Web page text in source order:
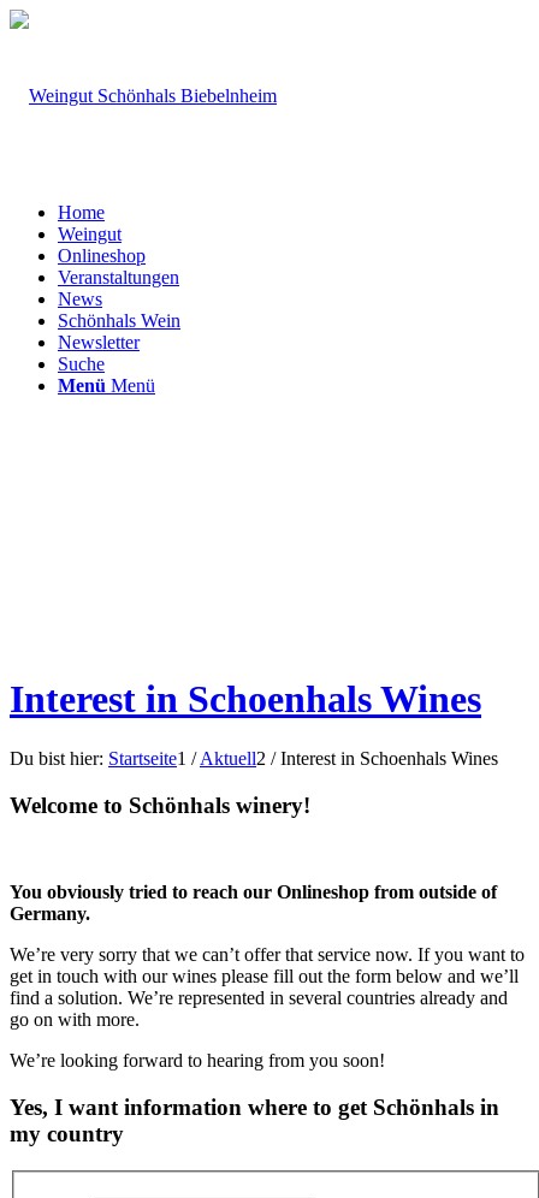
Home
Weingut
Onlineshop
Veranstaltungen
News
Schönhals Wein
Newsletter
Suche
Menü Menü
Interest in Schoenhals Wines
Du bist hier: Startseite1 / Aktuell2 / Interest in Schoenhals Wines
Welcome to Schönhals winery!
You obviously tried to reach our Onlineshop from outside of
Germany.
We’re very sorry that we can’t offer that service now. If you want to
get in touch with our wines please fill out the form below and we’ll
find a solution. We’re represented in several countries already and
go on with more.
We’re looking forward to hearing from you soon!
Yes, I want information where to get Schönhals in
my country